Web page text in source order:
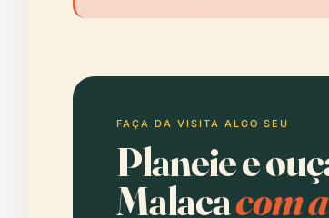
FAÇA DA VISITA ALGO SEU
Planeie e
Malacacom